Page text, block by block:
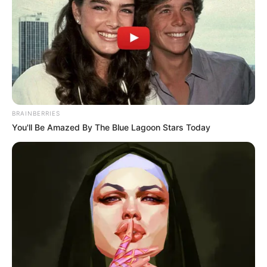
Tenemos todas las noticias que le
interesan. Para estar bien informado, por
favor, active las notificaciones de Alerta.
ACTIVAR AHORA
TEMAS DESTACADOS
RECIBO DEL AGUA
LOCALIDAD DE USAQUÉN
CUNDINAMARCA
DESAPARECIDOS
CORTES DE LUZ
LOCALIDAD DE ENGATIVÁ
REGIOTRAM DE OCCIDENTE
LOCALIDAD DE SUBA
BRAINBERRIES
You'll Be Amazed By The Blue Lagoon Stars Today